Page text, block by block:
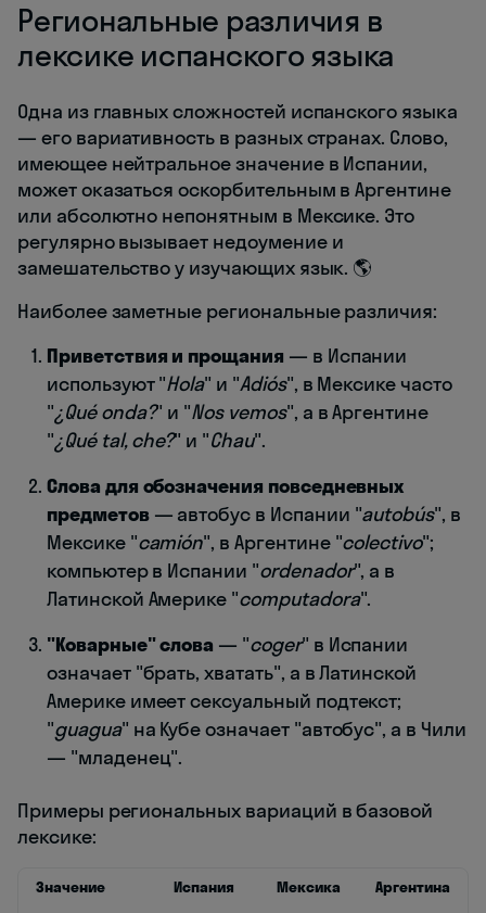
Региональные различия в
лексике испанского языка
Одна из главных сложностей испанского языка
— его вариативность в разных странах. Слово,
имеющее нейтральное значение в Испании,
может оказаться оскорбительным в Аргентине
или абсолютно непонятным в Мексике. Это
регулярно вызывает недоумение и
замешательство у изучающих язык. 🌎
Наиболее заметные региональные различия:
Приветствия и прощания — в Испании
используют "Hola" и "Adiós", в Мексике часто
"¿Qué onda?" и "Nos vemos", а в Аргентине
"¿Qué tal, che?" и "Chau".
Слова для обозначения повседневных
предметов— автобус в Испании "autobús", в
Мексике "camión", в Аргентине "colectivo";
компьютер в Испании "ordenador", а в
Латинской Америке "computadora".
"Коварные" слова — "coger" в Испании
означает "брать, хватать", а в Латинской
Америке имеет сексуальный подтекст;
"guagua" на Кубе означает "автобус", а в Чили
— "младенец".
Примеры региональных вариаций в базовой
лексике:
Значение Испания Мексика
Аргентина